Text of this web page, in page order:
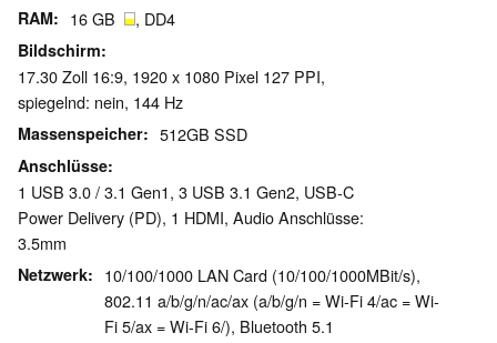
RAM 16 GB , DD4
Bildschirm
17.30 Zoll 16:9, 1920 x 1080 Pixel 127 PPI,
spiegelnd: nein, 144 Hz
Massenspeicher 512GB SSD
Anschlüsse
1 USB 3.0 / 3.1 Gen1, 3 USB 3.1 Gen2, USB-C
Power Delivery (PD), 1 HDMI, Audio Anschlüsse:
3.5mm
Netzwerk
10/100/1000 LAN Card (10/100/1000MBit/s),
802.11 a/b/g/n/ac/ax (a/b/g/n = Wi-Fi 4/ac = Wi-
Fi 5/ax = Wi-Fi 6/), Bluetooth 5.1